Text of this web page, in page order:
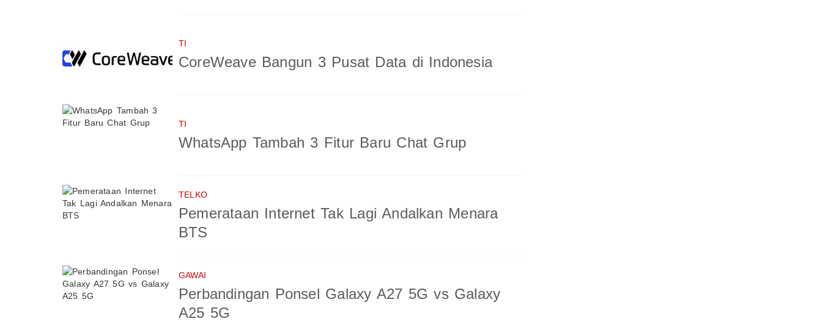
TI
CoreWeave Bangun 3 Pusat Data di Indonesia
TI
WhatsApp Tambah 3 Fitur Baru Chat Grup
TELKO
Pemerataan Internet Tak Lagi Andalkan Menara
BTS
GAWAI
Perbandingan Ponsel Galaxy A27 5G vs Galaxy
A25 5G